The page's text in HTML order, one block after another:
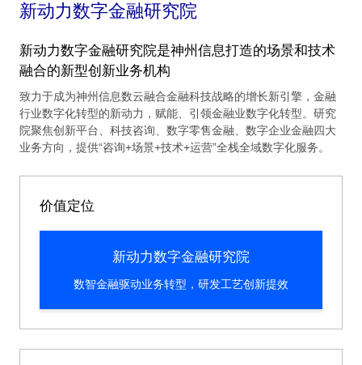
新动力数字金融研究院
新动力数字金融研究院是神州信息打造的场景和技术
融合的新型创新业务机构
致力于成为神州信息数云融合金融科技战略的增长新引擎，金融
行业数字化转型的新动力，赋能、引领金融业数字化转型。研究
院聚焦创新平台、科技咨询、数字零售金融、数字企业金融四大
业务方向，提供“咨询+场景+技术+运营”全栈全域数字化服务。
价值定位
新动力数字金融研究院
数智金融驱动业务转型，研发工艺创新提效